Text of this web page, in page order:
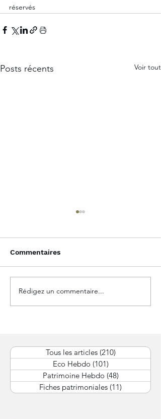
réservés
Posts récents Voir tout
Tout ce qu’il faut savoir
Commentaires
Rédigez un commentaire...
Tous les articles (210)
Eco Hebdo (101)
Patrimoine Hebdo (48)
Fiches patrimoniales (11)